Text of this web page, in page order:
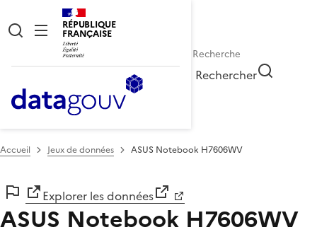
RÉPUBLIQUE
FRANÇAISE
Rechercher
Accueil Jeux de données ASUS Notebook H7606WV
Explorer les données
ASUS Notebook H7606WV